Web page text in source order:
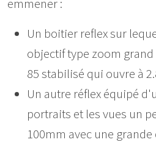
emmener :
Un boitier reflex sur
objectif type zoom
85 stabilisé qui ouvre à
Un autre réflex équipé
portraits et les vues un
100mm avec une